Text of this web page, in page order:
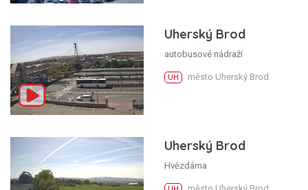
Uherský Brod
autobusové nádraží
UH město Uherský Brod
Uherský Brod
Hvězdárna